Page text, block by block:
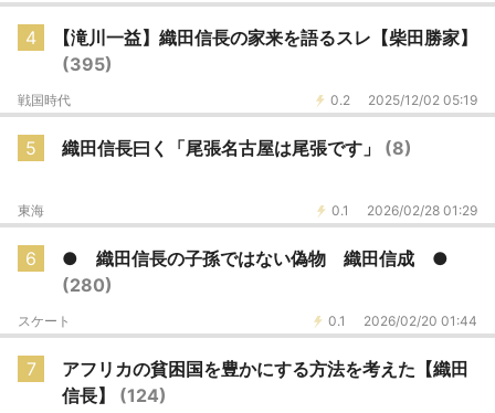
4
【滝川一益】織田信長の家来を語るスレ【柴田勝家】
(395)
0.2 2025/12/02 05:19
戦国時代
5 織田信長曰く「尾張名古屋は尾張です」 (8)
0.1 2026/02/28 01:29
東海
6
● 織田信長の子孫ではない偽物 織田信成 ●
(280)
0.1 2026/02/20 01:44
スケート
7
アフリカの貧困国を豊かにする方法を考えた【織田
信長】 (124)